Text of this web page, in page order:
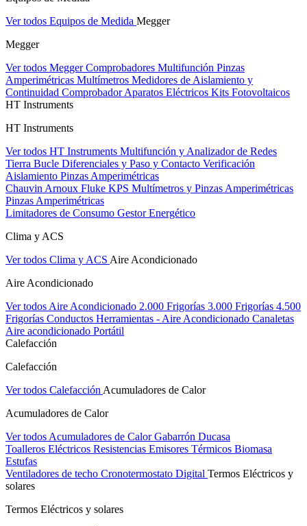
Ver todos Equipos de Medida Megger
Megger
Ver todos MeggerComprobadores Multifunción Pinzas
Amperimétricas Multímetros Medidores de Aislamiento y
Continuidad Comprobador Aparatos Eléctricos Kits Fotovoltaicos
HT Instruments
HT Instruments
Ver todos HT Instruments Multifunción y Analizador de Redes
Tierra Bucle Diferenciales y Paso y Contacto Verificación
Aislamiento Pinzas Amperimétricas
Chauvin Arnoux Fluke KPS Multímetros y Pinzas Amperimétricas
Pinzas Amperimétricas
Limitadores de Consumo Gestor Energético
Clima y ACS
Ver todos Clima y ACS Aire Acondicionado
Aire Acondicionado
Ver todos Aire Acondicionado 2.000 Frigorías 3.000 Frigorías 4.500
Frigorías Conductos Herramientas - Aire Acondicionado Canaletas
Aire acondicionado Portátil
Calefacción
Calefacción
Ver todos Calefacción Acumuladores de Calor
Acumuladores de Calor
Ver todos Acumuladores de CalorGabarrón Ducasa
Toalleros Eléctricos Resistencias Emisores Térmicos Biomasa
Estufas
Ventiladores de techo Cronotermostato Digital Termos Eléctricos y
solares
Termos Eléctricos y solares